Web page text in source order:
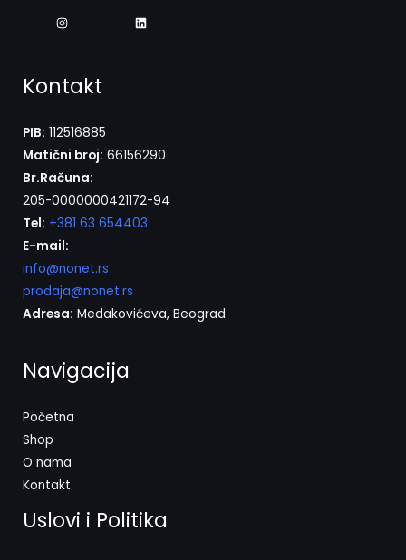
Kontakt
PIB: 112516885
Matični broj: 66156290
Br.Računa:
205-0000000421172-94
Tel: +381 63 654403
E-mail:
info@nonet.rs
prodaja@nonet.rs
Adresa: Medakovićeva, Beograd
Navigacija
Početna
Shop
O nama
Kontakt
Uslovi i Politika